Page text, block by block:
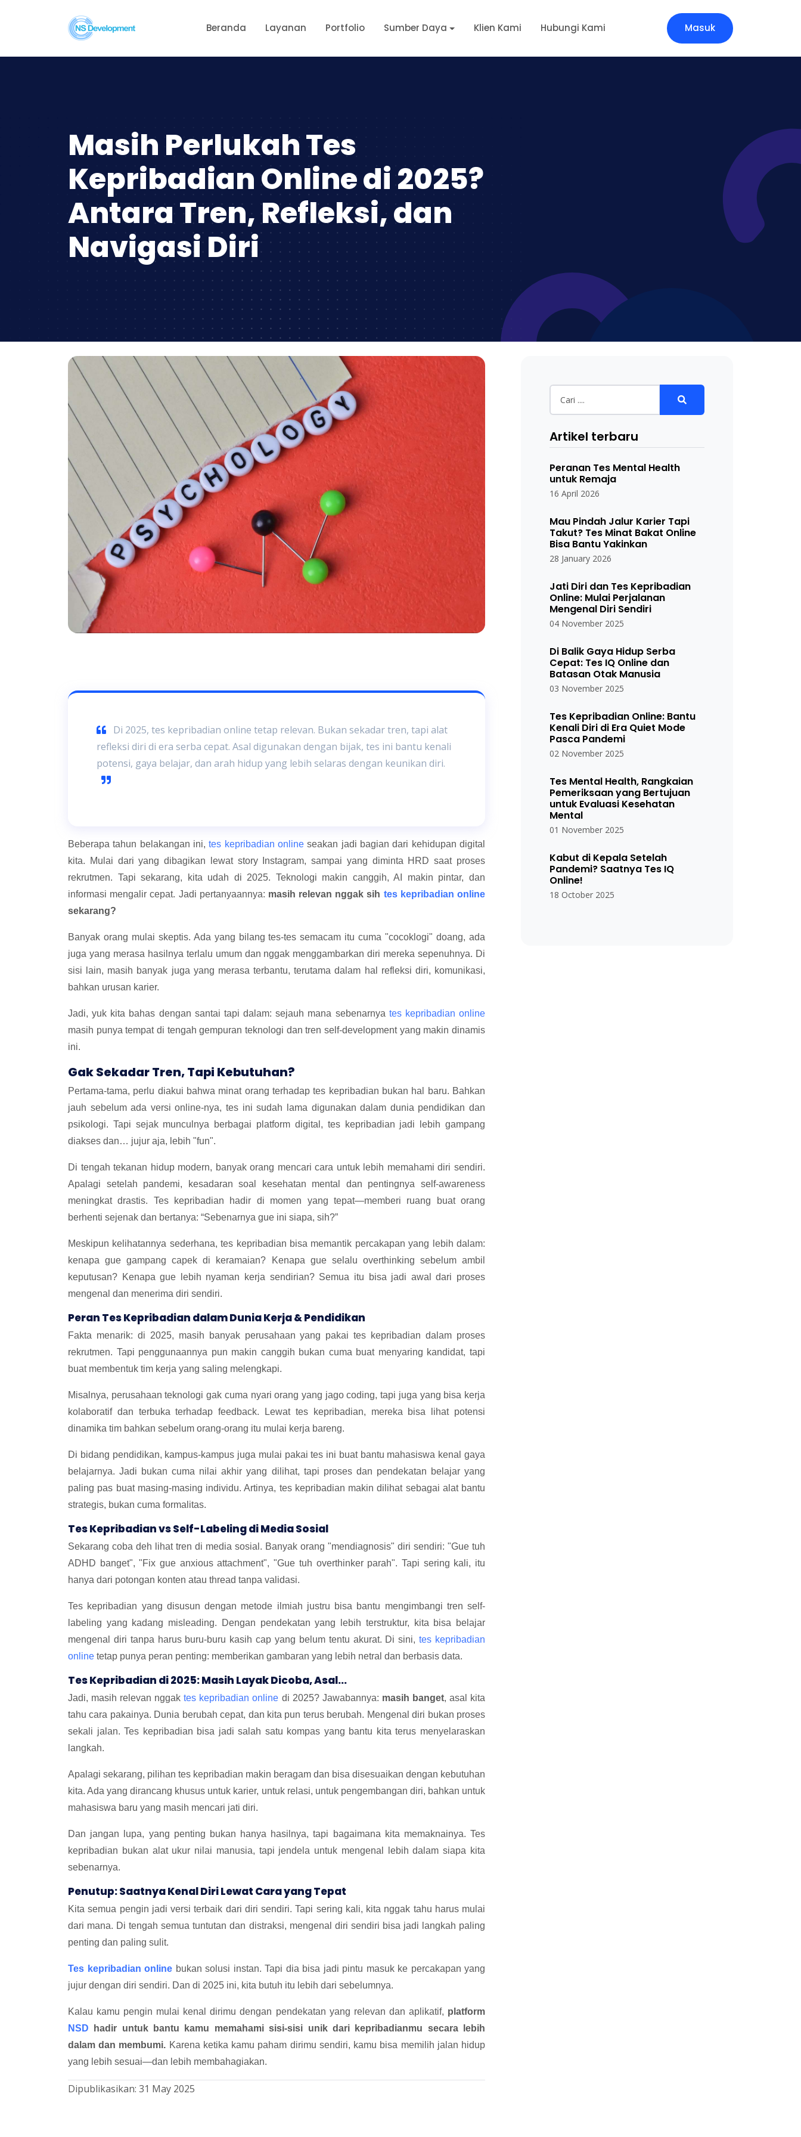
Beranda Layanan Portfolio Sumber Daya Klien Kami Hubungi Kami Masuk
Masih Perlukah Tes
Kepribadian Online di 2025?
Antara Tren, Refleksi, dan
Navigasi Diri
Di 2025, tes kepribadian online tetap relevan. Bukan sekadar tren, tapi alat
refleksi diri di era serba cepat. Asal digunakan dengan bijak, tes ini bantu kenali
potensi, gaya belajar, dan arah hidup yang lebih selaras dengan keunikan diri.
Beberapa tahun belakangan ini,tes kepribadian online seakan jadi bagian dari kehidupan digital
kita. Mulai dari yang dibagikan lewat story Instagram, sampai yang diminta HRD saat proses
rekrutmen. Tapi sekarang, kita udah di 2025. Teknologi makin canggih, AI makin pintar, dan
informasi mengalir cepat. Jadi pertanyaannya: masih relevan nggak sih tes kepribadian online
sekarang?
Banyak orang mulai skeptis. Ada yang bilang tes-tes semacam itu cuma "cocoklogi" doang, ada
juga yang merasa hasilnya terlalu umum dan nggak menggambarkan diri mereka sepenuhnya. Di
sisi lain, masih banyak juga yang merasa terbantu, terutama dalam hal refleksi diri, komunikasi,
bahkan urusan karier.
Jadi, yuk kita bahas dengan santai tapi dalam: sejauh mana sebenarnya tes kepribadian online
masih punya tempat di tengah gempuran teknologi dan tren self-development yang makin dinamis
ini.
Gak Sekadar Tren, Tapi Kebutuhan?
Pertama-tama, perlu diakui bahwa minat orang terhadap tes kepribadian bukan hal baru. Bahkan
jauh sebelum ada versi online-nya, tes ini sudah lama digunakan dalam dunia pendidikan dan
psikologi. Tapi sejak munculnya berbagai platform digital, tes kepribadian jadi lebih gampang
diakses dan… jujur aja, lebih "fun".
Di tengah tekanan hidup modern, banyak orang mencari cara untuk lebih memahami diri sendiri.
Apalagi setelah pandemi, kesadaran soal kesehatan mental dan pentingnya self-awareness
meningkat drastis. Tes kepribadian hadir di momen yang tepat—memberi ruang buat orang
berhenti sejenak dan bertanya: “Sebenarnya gue ini siapa, sih?”
Meskipun kelihatannya sederhana, tes kepribadian bisa memantik percakapan yang lebih dalam:
kenapa gue gampang capek di keramaian? Kenapa gue selalu overthinking sebelum ambil
keputusan? Kenapa gue lebih nyaman kerja sendirian? Semua itu bisa jadi awal dari proses
mengenal dan menerima diri sendiri.
Peran Tes Kepribadian dalam Dunia Kerja & Pendidikan
Fakta menarik: di 2025, masih banyak perusahaan yang pakai tes kepribadian dalam proses
rekrutmen. Tapi penggunaannya pun makin canggih bukan cuma buat menyaring kandidat, tapi
buat membentuk tim kerja yang saling melengkapi.
Misalnya, perusahaan teknologi gak cuma nyari orang yang jago coding, tapi juga yang bisa kerja
kolaboratif dan terbuka terhadap feedback. Lewat tes kepribadian, mereka bisa lihat potensi
dinamika tim bahkan sebelum orang-orang itu mulai kerja bareng.
Di bidang pendidikan, kampus-kampus juga mulai pakai tes ini buat bantu mahasiswa kenal gaya
belajarnya. Jadi bukan cuma nilai akhir yang dilihat, tapi proses dan pendekatan belajar yang
paling pas buat masing-masing individu. Artinya, tes kepribadian makin dilihat sebagai alat bantu
strategis, bukan cuma formalitas.
Tes Kepribadian vs Self-Labeling di Media Sosial
Sekarang coba deh lihat tren di media sosial. Banyak orang "mendiagnosis" diri sendiri: "Gue tuh
ADHD banget", "Fix gue anxious attachment", "Gue tuh overthinker parah". Tapi sering kali, itu
hanya dari potongan konten atau thread tanpa validasi.
Tes kepribadian yang disusun dengan metode ilmiah justru bisa bantu mengimbangi tren self-
labeling yang kadang misleading. Dengan pendekatan yang lebih terstruktur, kita bisa belajar
mengenal diri tanpa harus buru-buru kasih cap yang belum tentu akurat. Di sini,tes kepribadian
online tetap punya peran penting: memberikan gambaran yang lebih netral dan berbasis data.
Tes Kepribadian di 2025: Masih Layak Dicoba, Asal...
Jadi, masih relevan nggaktes kepribadian online di 2025? Jawabannya: masih banget, asal kita
tahu cara pakainya. Dunia berubah cepat, dan kita pun terus berubah. Mengenal diri bukan proses
sekali jalan. Tes kepribadian bisa jadi salah satu kompas yang bantu kita terus menyelaraskan
langkah.
Apalagi sekarang, pilihan tes kepribadian makin beragam dan bisa disesuaikan dengan kebutuhan
kita. Ada yang dirancang khusus untuk karier, untuk relasi, untuk pengembangan diri, bahkan untuk
mahasiswa baru yang masih mencari jati diri.
Dan jangan lupa, yang penting bukan hanya hasilnya, tapi bagaimana kita memaknainya. Tes
kepribadian bukan alat ukur nilai manusia, tapi jendela untuk mengenal lebih dalam siapa kita
sebenarnya.
Penutup: Saatnya Kenal Diri Lewat Cara yang Tepat
Kita semua pengin jadi versi terbaik dari diri sendiri. Tapi sering kali, kita nggak tahu harus mulai
dari mana. Di tengah semua tuntutan dan distraksi, mengenal diri sendiri bisa jadi langkah paling
penting dan paling sulit.
Tes kepribadian online bukan solusi instan. Tapi dia bisa jadi pintu masuk ke percakapan yang
jujur dengan diri sendiri. Dan di 2025 ini, kita butuh itu lebih dari sebelumnya.
Kalau kamu pengin mulai kenal dirimu dengan pendekatan yang relevan dan aplikatif, platform
NSD hadir untuk bantu kamu memahami sisi-sisi unik dari kepribadianmu secara lebih
dalam dan membumi. Karena ketika kamu paham dirimu sendiri, kamu bisa memilih jalan hidup
yang lebih sesuai—dan lebih membahagiakan.
Dipublikasikan: 31 May 2025
Artikel terbaru
Peranan Tes Mental Health
untuk Remaja
16 April 2026
Mau Pindah Jalur Karier Tapi
Takut? Tes Minat Bakat Online
Bisa Bantu Yakinkan
28 January 2026
Jati Diri dan Tes Kepribadian
Online: Mulai Perjalanan
Mengenal Diri Sendiri
04 November 2025
Di Balik Gaya Hidup Serba
Cepat: Tes IQ Online dan
Batasan Otak Manusia
03 November 2025
Tes Kepribadian Online: Bantu
Kenali Diri di Era Quiet Mode
Pasca Pandemi
02 November 2025
Tes Mental Health, Rangkaian
Pemeriksaan yang Bertujuan
untuk Evaluasi Kesehatan
Mental
01 November 2025
Kabut di Kepala Setelah
Pandemi? Saatnya Tes IQ
Online!
18 October 2025